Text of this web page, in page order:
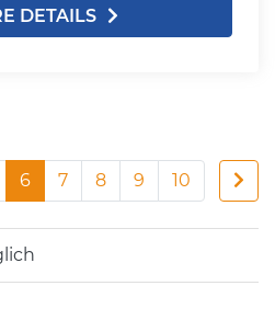
DETAILS
6 7 8 9 10